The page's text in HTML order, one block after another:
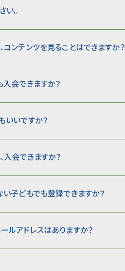
い。
コンテンツを見ることはできますか？
入会できますか？
いいですか？
入会できますか？
い子どもでも登録できますか？
ルアドレスはありますか？